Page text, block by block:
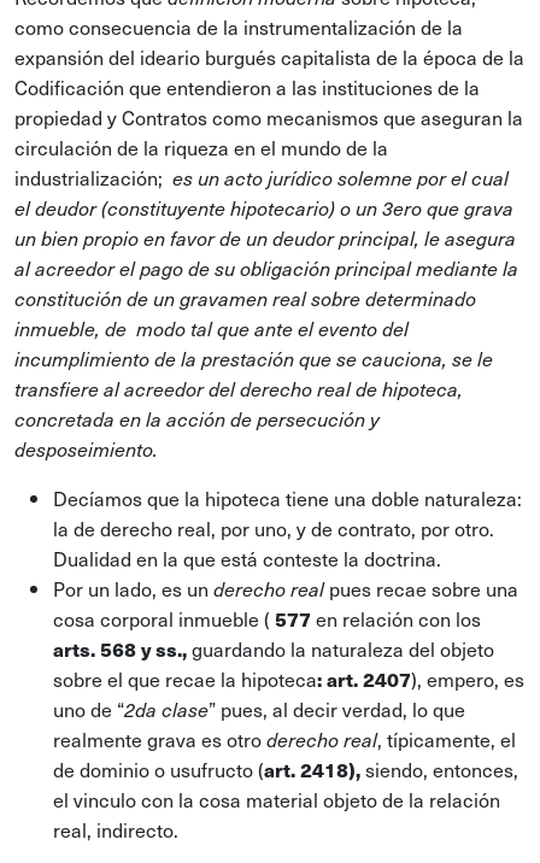
como consecuencia de la instrumentalización de la
expansión del ideario burgués capitalista de la época de la
Codificación que entendieron a las instituciones de la
propiedad y Contratos como mecanismos que aseguran la
circulación de la riqueza en el mundo de la
industrialización; es un acto jurídico solemne por el cual
el deudor (constituyente hipotecario) o un 3ero que grava
un bien propio en favor de un deudor principal, le asegura
al acreedor el pago de su obligación principal mediante la
constitución de un gravamen real sobre determinado
inmueble, de modo tal que ante el evento del
incumplimiento de la prestación que se cauciona, se le
transfiere al acreedor del derecho real de hipoteca,
concretada en la acción de persecución y
desposeimiento.
Decíamos que la hipoteca tiene una doble naturaleza:
la de derecho real, por uno, y de contrato, por otro.
Dualidad en la que está conteste la doctrina.
Por un lado, es un derecho realpues recae sobre una
cosa corporal inmueble ( 577 en relación con los
arts. 568 y ss.,guardando la naturaleza del objeto
sobre el que recae la hipoteca: art. 2407), empero, es
uno de “2da clase” pues, al decir verdad, lo que
realmente grava es otroderecho real, típicamente, el
de dominio o usufructo (art. 2418),siendo, entonces,
el vinculo con la cosa material objeto de la relación
real, indirecto.